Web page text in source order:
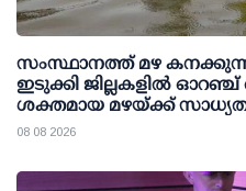
സംസ്ഥാനത്ത് മഴ
ഇടുക്കി ജില്ലകളിൽ ഓറഞ്ച്
ശക്തമായ മഴയ്ക്ക്
08 08 2026